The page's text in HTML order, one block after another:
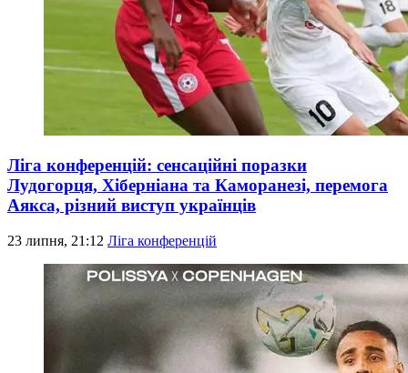
Ліга конференцій: сенсаційні поразки
Лудогорця, Хіберніана та Каморанезі, перемога
Аякса, різний виступ українців
23 липня, 21:12 Ліга конференцій